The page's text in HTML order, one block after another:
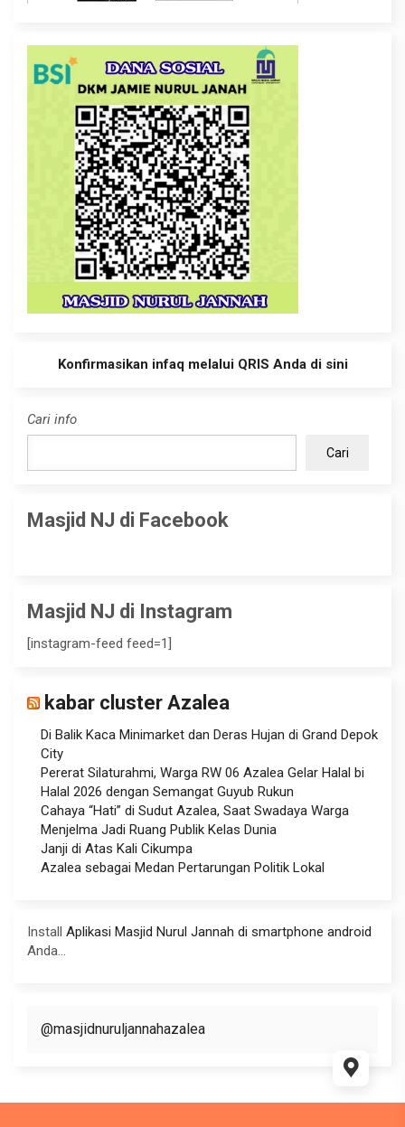
Konfirmasikan infaq melalui QRIS Anda di sini
Cari info
Cari
Masjid NJ di Facebook
Masjid NJ di Instagram
[instagram-feed feed=1]
kabar cluster Azalea
Di Balik Kaca Minimarket dan Deras Hujan di Grand Depok
City
Pererat Silaturahmi, Warga RW 06 Azalea Gelar Halal bi
Halal 2026 dengan Semangat Guyub Rukun
Cahaya “Hati” di Sudut Azalea, Saat Swadaya Warga
Menjelma Jadi Ruang Publik Kelas Dunia
Janji di Atas Kali Cikumpa
Azalea sebagai Medan Pertarungan Politik Lokal
Install Aplikasi Masjid Nurul Jannah di smartphone android
Anda...
@masjidnuruljannahazalea